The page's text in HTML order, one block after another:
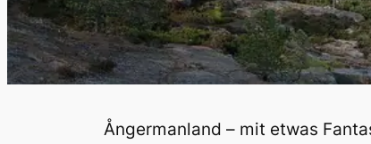
Ångermanland – mit etwas